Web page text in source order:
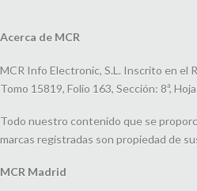
Acerca de MCR
MCR Info Electronic, S.L. Inscrito en el
Tomo 15819, Folio 163, Sección: 8ª,
Todo nuestro contenido que se
marcas registradas son propiedad de
MCR Madrid